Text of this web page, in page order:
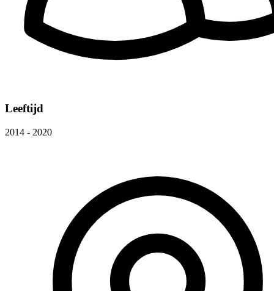
Leeftijd
2014 - 2020